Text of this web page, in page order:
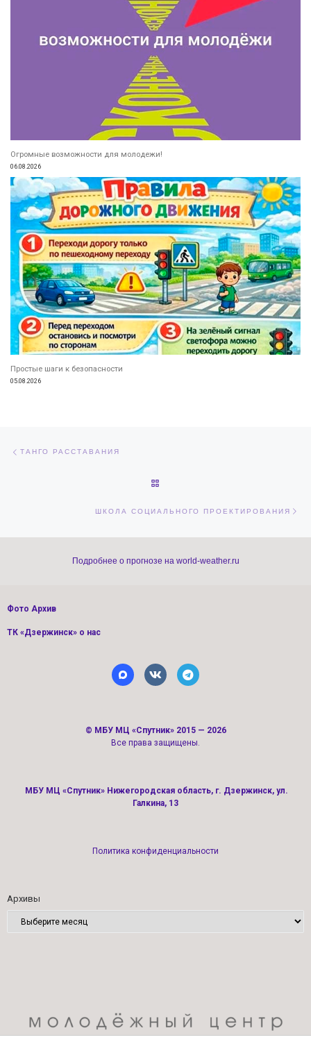
Огромные возможности для молодежи!
06.08.2026
Простые шаги к безопасности
05.08.2026
ТАНГО РАССТАВАНИЯ
ШКОЛА СОЦИАЛЬНОГО ПРОЕКТИРОВАНИЯ
Подробнее о прогнозе на world-weather.ru
Фото Архив
ТК «Дзержинск» о нас
© МБУ МЦ «Спутник» 2015 — 2026
Все права защищены.
МБУ МЦ «Спутник» Нижегородская область, г. Дзержинск, ул.
Галкина, 13
Политика конфиденциальности
Архивы